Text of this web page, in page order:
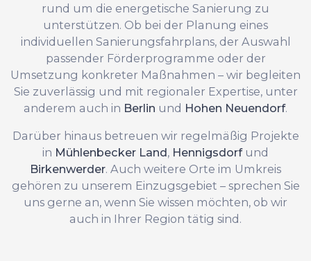
rund um die energetische Sanierung zu
unterstützen. Ob bei der Planung eines
individuellen Sanierungsfahrplans, der Auswahl
passender Förderprogramme oder der
Umsetzung konkreter Maßnahmen – wir begleiten
Sie zuverlässig und mit regionaler Expertise, unter
anderem auch in Berlin und Hohen Neuendorf.
Darüber hinaus betreuen wir regelmäßig Projekte
in Mühlenbecker Land, Hennigsdorfund
Birkenwerder. Auch weitere Orte im Umkreis
gehören zu unserem Einzugsgebiet – sprechen Sie
uns gerne an, wenn Sie wissen möchten, ob wir
auch in Ihrer Region tätig sind.